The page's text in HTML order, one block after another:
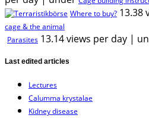
Where to buy? 13.38
cage & the animal
Parasites 13.14 views per day |
Last edited articles
Lectures
Calumma krystalae
Kidney disease